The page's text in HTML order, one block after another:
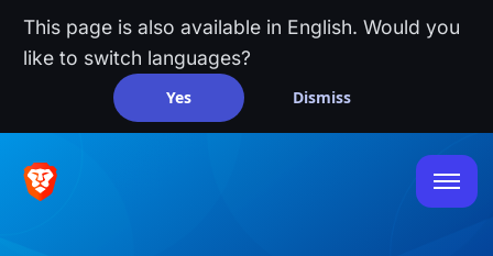
This page is also available in English. Would you
like to switch languages?
Yes Dismiss